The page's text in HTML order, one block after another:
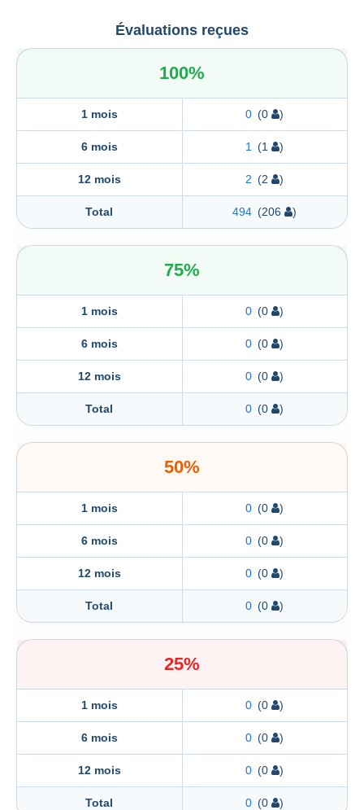
MATHIEU CHAMINADAS
MATHIEU CHAMINADASÉvaluations reçues
100%
1 mois 0 (0 )
6 mois 1 (1 )
12 mois 2 (2 )
Total 494 (206 )
75%
1 mois 0 (0 )
6 mois 0 (0 )
12 mois 0 (0 )
Total 0 (0 )
50%
1 mois 0 (0 )
6 mois 0 (0 )
12 mois 0 (0 )
Total 0 (0 )
25%
1 mois 0 (0 )
6 mois 0 (0 )
12 mois 0 (0 )
Total 0 (0 )